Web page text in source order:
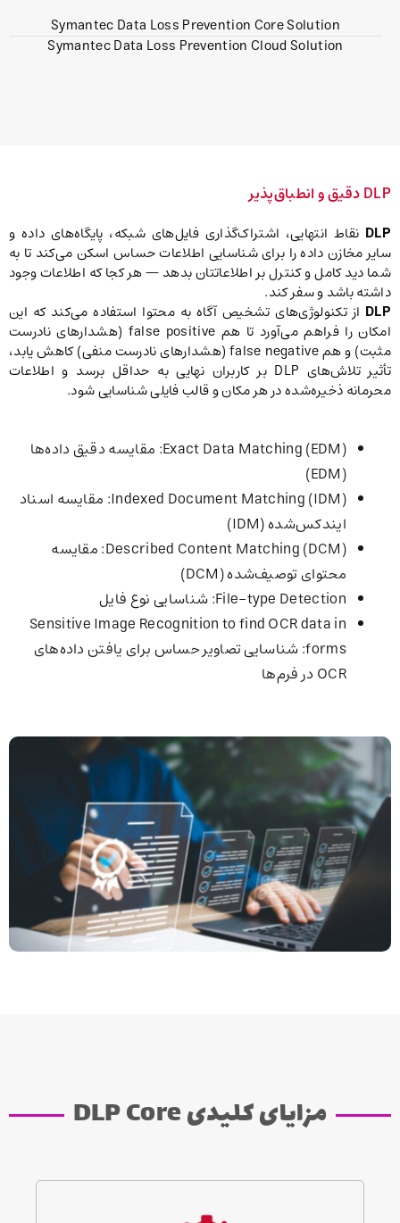
Symantec Data Loss Prevention Core Solution
Symantec Data Loss Prevention Cloud Solution
DLP دقیق و انطباق‌پذیر
DLP نقاط انتهایی، اشتراک‌گذاری فایل‌های شبکه، پایگاه‌های داده و
سایر مخازن داده را برای شناسایی اطلاعات حساس اسکن می‌کند تا به
شما دید کامل و کنترل بر اطلاعاتتان بدهد — هر کجا که اطلاعات وجود
داشته باشد و سفر کند.
DLP از تکنولوژی‌های تشخیص آگاه به محتوا استفاده می‌کند که این
امکان را فراهم می‌آورد تا هم false positive (هشدارهای نادرست
مثبت) و هم false negative (هشدارهای نادرست منفی) کاهش یابد،
تأثیر تلاش‌های DLP بر کاربران نهایی به حداقل برسد و اطلاعات
محرمانه ذخیره‌شده در هر مکان و قالب فایلی شناسایی شود.
Exact Data Matching (EDM): مقایسه دقیق داده‌ها
(EDM)
Indexed Document Matching (IDM): مقایسه اسناد
ایندکس‌شده (IDM)
Described Content Matching (DCM): مقایسه
محتوای توصیف‌شده (DCM)
File-type Detection: شناسایی نوع فایل
Sensitive Image Recognition to find OCR data in
forms: شناسایی تصاویر حساس برای یافتن داده‌های
OCR در فرم‌ها
مزایای کلیدی DLP Core